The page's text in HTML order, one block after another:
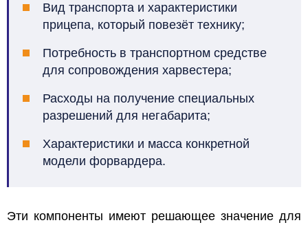
Вид транспорта и характеристики
прицепа, который повезёт технику;
Потребность в транспортном средстве
для сопровождения харвестера;
Расходы на получение специальных
разрешений для негабарита;
Характеристики и масса конкретной
модели форвардера.
Эти компоненты имеют решающее значение для